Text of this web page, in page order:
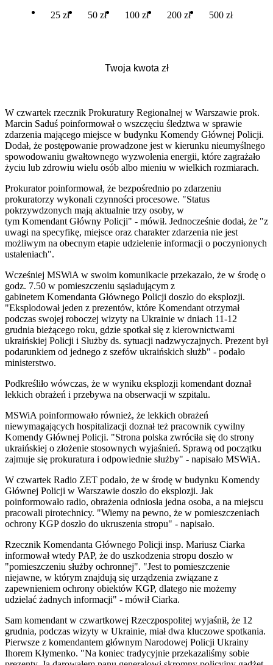
25 zł 50 zł 100 zł 200 zł 500 zł
W czwartek rzecznik Prokuratury Regionalnej w Warszawie prok.
Marcin Saduś poinformował o wszczęciu śledztwa w sprawie
zdarzenia mającego miejsce w budynku Komendy Głównej Policji.
Dodał, że postępowanie prowadzone jest w kierunku nieumyślnego
spowodowaniu gwałtownego wyzwolenia energii, które zagrażało
życiu lub zdrowiu wielu osób albo mieniu w wielkich rozmiarach.
Prokurator poinformował, że bezpośrednio po zdarzeniu
prokuratorzy wykonali czynności procesowe. "Status
pokrzywdzonych mają aktualnie trzy osoby, w
tym Komendant Główny Policji" - mówił. Jednocześnie dodał, że "z
uwagi na specyfikę, miejsce oraz charakter zdarzenia nie jest
możliwym na obecnym etapie udzielenie informacji o poczynionych
ustaleniach".
Wcześniej MSWiA w swoim komunikacie przekazało, że w środę o
godz. 7.50 w pomieszczeniu sąsiadującym z
gabinetem Komendanta Głównego Policji doszło do eksplozji.
"Eksplodował jeden z prezentów, które Komendant otrzymał
podczas swojej roboczej wizyty na Ukrainie w dniach 11-12
grudnia bieżącego roku, gdzie spotkał się z kierownictwami
ukraińskiej Policji i Służby ds. sytuacji nadzwyczajnych. Prezent był
podarunkiem od jednego z szefów ukraińskich służb" - podało
ministerstwo.
Podkreśliło wówczas, że w wyniku eksplozji komendant doznał
lekkich obrażeń i przebywa na obserwacji w szpitalu.
MSWiA poinformowało również, że lekkich obrażeń
niewymagających hospitalizacji doznał też pracownik cywilny
Komendy Głównej Policji. "Strona polska zwróciła się do strony
ukraińskiej o złożenie stosownych wyjaśnień. Sprawą od początku
zajmuje się prokuratura i odpowiednie służby" - napisało MSWiA.
W czwartek Radio ZET podało, że w środę w budynku Komendy
Głównej Policji w Warszawie doszło do eksplozji. Jak
poinformowało radio, obrażenia odniosła jedna osoba, a na miejscu
pracowali pirotechnicy. "Wiemy na pewno, że w pomieszczeniach
ochrony KGP doszło do ukruszenia stropu" - napisało.
Rzecznik Komendanta Głównego Policji insp. Mariusz Ciarka
informował wtedy PAP, że do uszkodzenia stropu doszło w
"pomieszczeniu służby ochronnej". "Jest to pomieszczenie
niejawne, w którym znajdują się urządzenia związane z
zapewnieniem ochrony obiektów KGP, dlatego nie możemy
udzielać żadnych informacji" - mówił Ciarka.
Sam komendant w czwartkowej Rzeczpospolitej wyjaśnił, że 12
grudnia, podczas wizyty w Ukrainie, miał dwa kluczowe spotkania.
Pierwsze z komendantem głównym Narodowej Policji Ukrainy
Ihorem Kłymenko. "Na koniec tradycyjnie przekazaliśmy sobie